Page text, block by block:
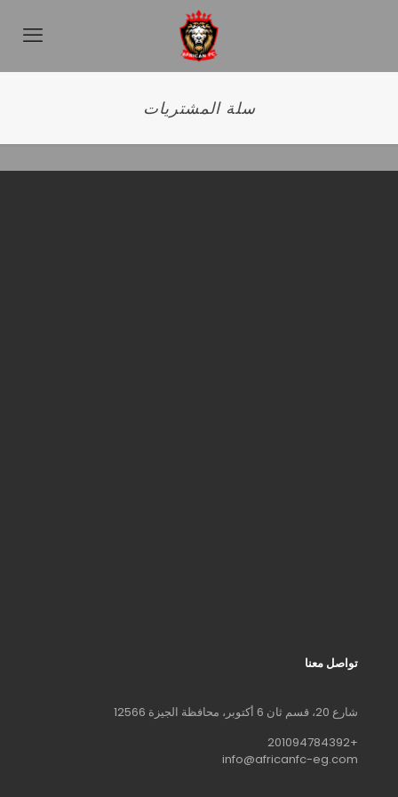
سلة المشتريات
تواصل معنا
شارع 20، قسم ثان 6 أكتوبر، محافظة الجيزة 12566
+201094784392
info@africanfc-eg.com